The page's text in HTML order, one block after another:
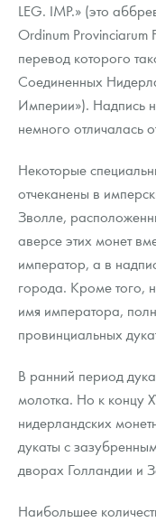
LEG. IMP.» (это
Ordinum Provinciarum
перевод которого
Соединенных
Империи»). Надпись
немного отличалась
Некоторые
отчеканены в
Зволле,
аверсе этих монет
император, а в
города. Кроме того,
имя императора,
провинциальных
В ранний период
молотка. Но к концу
нидерландских
дукаты с
дворах Голландии и
Наибольшее